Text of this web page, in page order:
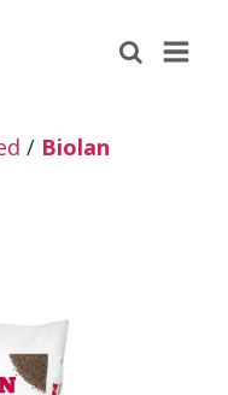
/ Biolan